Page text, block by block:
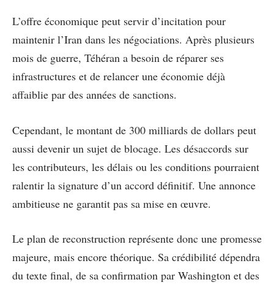
L’offre économique peut servir d’incitation pour
maintenir l’Iran dans les négociations. Après plusieurs
mois de guerre, Téhéran a besoin de réparer ses
infrastructures et de relancer une économie déjà
affaiblie par des années de sanctions.
Cependant, le montant de 300 milliards de dollars peut
aussi devenir un sujet de blocage. Les désaccords sur
les contributeurs, les délais ou les conditions pourraient
ralentir la signature d’un accord définitif. Une annonce
ambitieuse ne garantit pas sa mise en œuvre.
Le plan de reconstruction représente donc une promesse
majeure, mais encore théorique. Sa crédibilité dépendra
du texte final, de sa confirmation par Washington et des